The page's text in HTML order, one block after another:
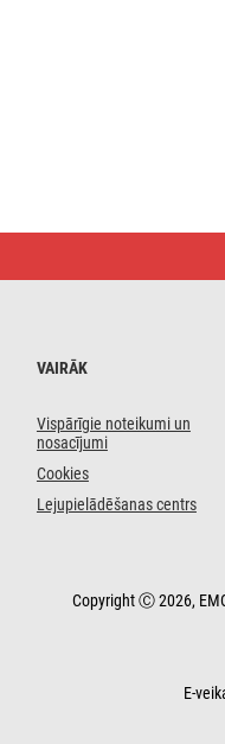
VAIRĀK
Vispārīgie noteikumi un
nosacījumi
Cookies
Lejupielādēšanas centrs
Copyright Ⓒ 2026,
E-